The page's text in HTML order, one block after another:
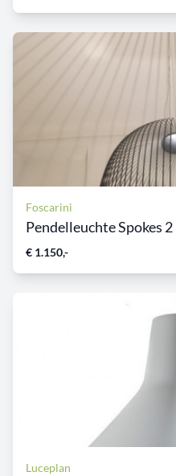
Foscarini
Pendelleuchte Spokes 2
€ 1.150,-
Luceplan